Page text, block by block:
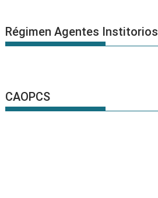
Régimen Agentes Institorios
CAOPCS